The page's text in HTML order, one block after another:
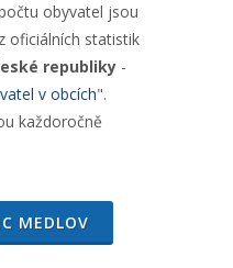
obyvatel jsou
oficiálních statistik
republiky -
v obcích".
každoročně
MEDLOV